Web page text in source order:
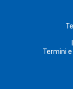
Termini